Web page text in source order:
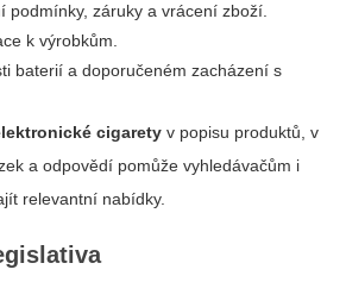
podmínky, záruky a vrácení zboží.
k výrobkům.
baterií a doporučeném zacházení s
cigarety v popisu produktů, v
a odpovědí pomůže vyhledávačům i
relevantní nabídky.